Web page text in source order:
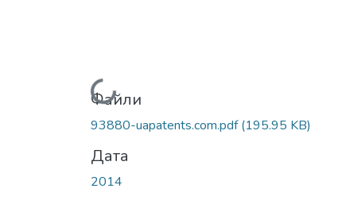
Вантажиться...
Файли
93880-uapatents.com.pdf(195.95 KB)
Дата
2014